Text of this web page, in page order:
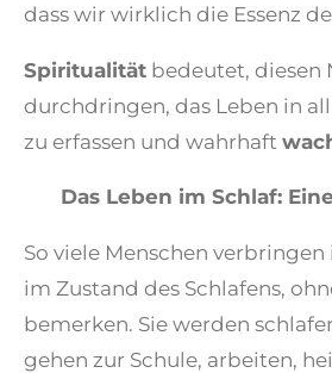
dass wir wirklich die Essenz
Spiritualität bedeutet, diesen
durchdringen, das Leben in
zu erfassen und wahrhaft
Das Leben im Schlaf:
So viele Menschen verbringen
im Zustand des Schlafens,
bemerken. Sie werden
gehen zur Schule, arbeiten,